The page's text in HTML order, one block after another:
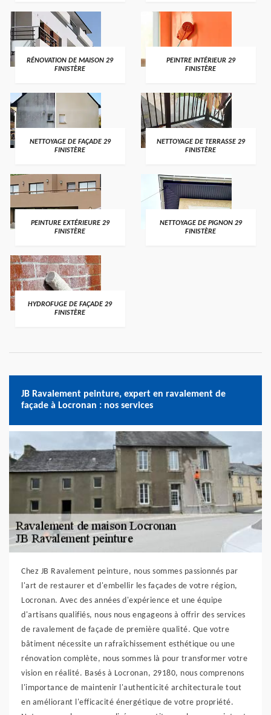
RÉNOVATION DE MAISON 29
FINISTÈRE
PEINTRE INTÉRIEUR 29
FINISTÈRE
NETTOYAGE DE FAÇADE 29
FINISTÈRE
NETTOYAGE DE TERRASSE 29
FINISTÈRE
PEINTURE EXTÉRIEURE 29
FINISTÈRE
NETTOYAGE DE PIGNON 29
FINISTÈRE
HYDROFUGE DE FAÇADE 29
FINISTÈRE
JB Ravalement peinture, expert en ravalement de
façade à Locronan : nos services
Chez JB Ravalement peinture, nous sommes passionnés par
l'art de restaurer et d'embellir les façades de votre région,
Locronan. Avec des années d'expérience et une équipe
d'artisans qualifiés, nous nous engageons à offrir des services
de ravalement de façade de première qualité. Que votre
bâtiment nécessite un rafraîchissement esthétique ou une
rénovation complète, nous sommes là pour transformer votre
vision en réalité. Basés à Locronan, 29180, nous comprenons
l'importance de maintenir l'authenticité architecturale tout
en améliorant l'efficacité énergétique de votre propriété.